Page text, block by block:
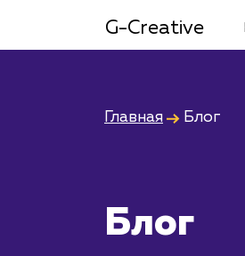
G-Creative
Главная Блог
Блог